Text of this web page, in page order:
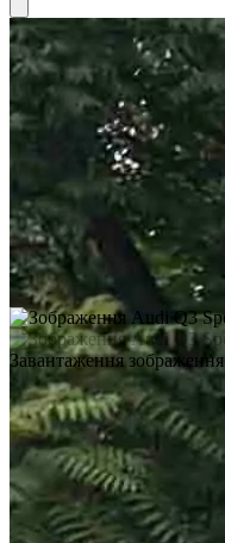
Завантаження зображення